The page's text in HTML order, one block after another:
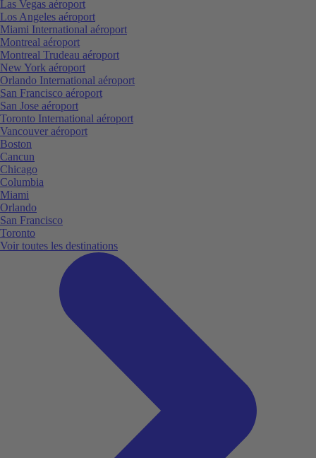
Las Vegas aéroport
Los Angeles aéroport
Miami International aéroport
Montreal aéroport
Montreal Trudeau aéroport
New York aéroport
Orlando International aéroport
San Francisco aéroport
San Jose aéroport
Toronto International aéroport
Vancouver aéroport
Boston
Cancun
Chicago
Columbia
Miami
Orlando
San Francisco
Toronto
Voir toutes les destinations